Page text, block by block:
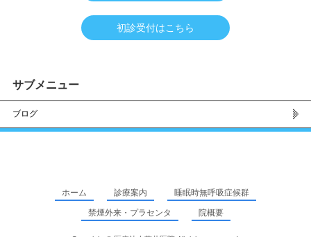
初診受付はこちら
サブメニュー
ブログ
ホーム 診療案内 睡眠時無呼吸症候群
禁煙外来・プラセンタ 院概要